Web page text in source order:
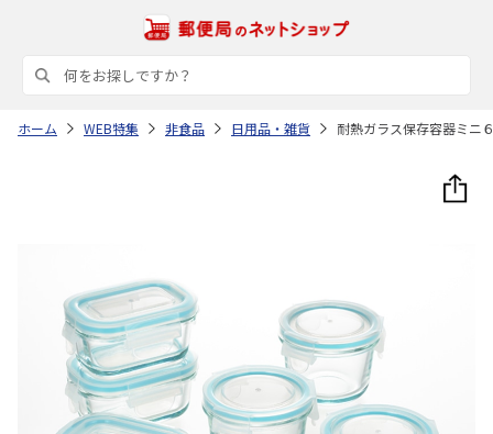
ホーム WEB特集 非食品 日用品・雑貨 耐熱ガラス保存容器ミ